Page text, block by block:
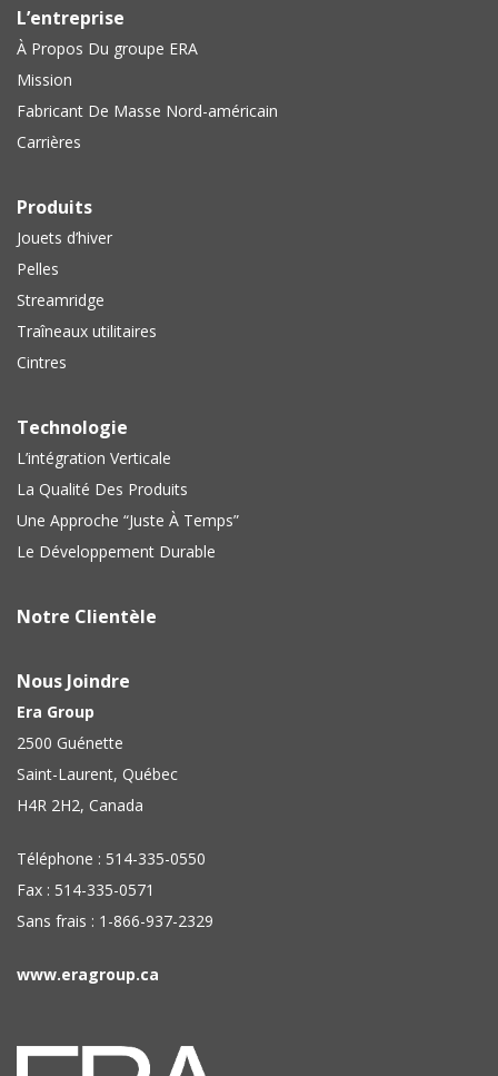
L’entreprise
À Propos Du groupe ERA
Mission
Fabricant De Masse Nord-américain
Carrières
Produits
Jouets d’hiver
Pelles
Streamridge
Traîneaux utilitaires
Cintres
Technologie
L’intégration Verticale
La Qualité Des Produits
Une Approche “Juste À Temps”
Le Développement Durable
Notre Clientèle
Nous Joindre
Era Group
2500 Guénette
Saint-Laurent, Québec
H4R 2H2, Canada
Téléphone : 514-335-0550
Fax : 514-335-0571
Sans frais : 1-866-937-2329
www.eragroup.ca